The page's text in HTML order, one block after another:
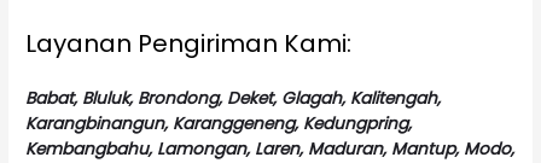
Layanan Pengiriman Kami:
Babat, Bluluk, Brondong, Deket, Glagah, Kalitengah,
Karangbinangun, Karanggeneng, Kedungpring,
Kembangbahu, Lamongan, Laren, Maduran, Mantup, Modo,